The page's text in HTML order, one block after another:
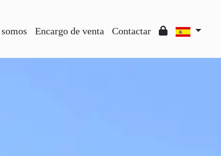
Encargo de venta Contactar